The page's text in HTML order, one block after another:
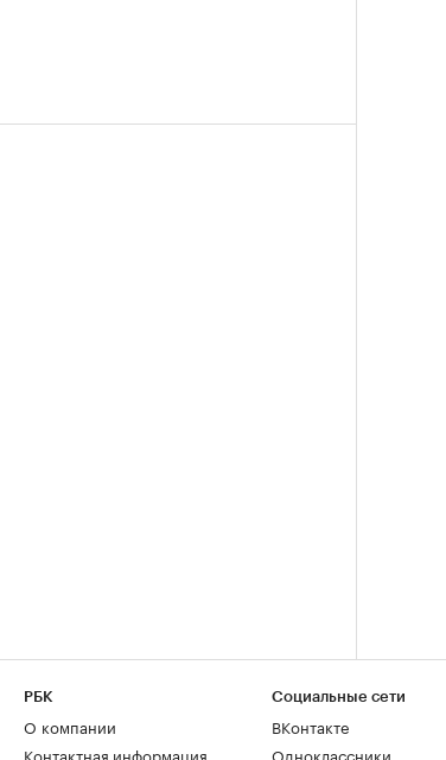
РБК
О компании
Контактная информация
Социальные сети
ВКонтакте
Одноклассники